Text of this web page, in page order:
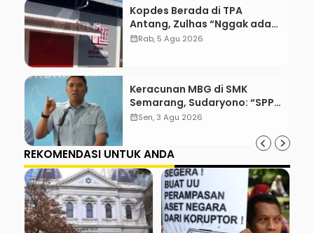
Kopdes Berada di TPA
Antang, Zulhas “Nggak ada
Lahan!”
calendar_monthRab, 5 Agu 2026
Keracunan MBG di SMK
Semarang, Sudaryono: “SPPG
Harus Bertanggung Jawab!”
calendar_monthSen, 3 Agu 2026
REKOMENDASI UNTUK ANDA